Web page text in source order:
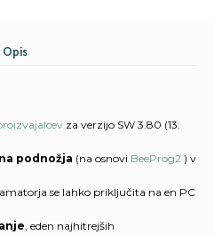
Opis
za verzijo SW 3.80 (13.
podnožja (na osnovi BeeProg2 ) v
se lahko priključita na en PC
, eden najhitrejših